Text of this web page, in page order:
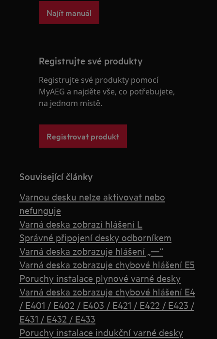
Najít manuál
Registrujte své produkty
Registrujte své produkty pomocí
MyAEG a najděte vše, co potřebujete,
na jednom místě.
Registrovat produkt
Související články
Varnou desku nelze aktivovat nebo
nefunguje
Varná deska zobrazí hlášení L
Správné připojení desky odborníkem
Varná deska zobrazuje hlášení „—“
Varná deska zobrazuje chybové hlášení E5
Poruchy instalace plynové varné desky
Varná deska zobrazuje chybové hlášení E4
/ E401 / E402 / E403 / E421 / E422 / E423 /
E431 / E432 / E433
Poruchy instalace indukční varné desky